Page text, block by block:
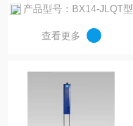
产品型号：BX14-JLQT型
查看更多